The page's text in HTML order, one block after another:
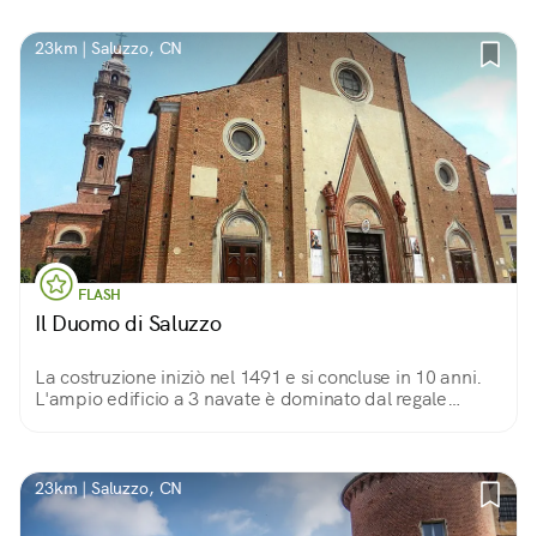
23km | Saluzzo, CN
FLASH
Il Duomo di Saluzzo
La costruzione iniziò nel 1491 e si concluse in 10 anni.
L'ampio edificio a 3 navate è dominato dal regale
23km | Saluzzo, CN